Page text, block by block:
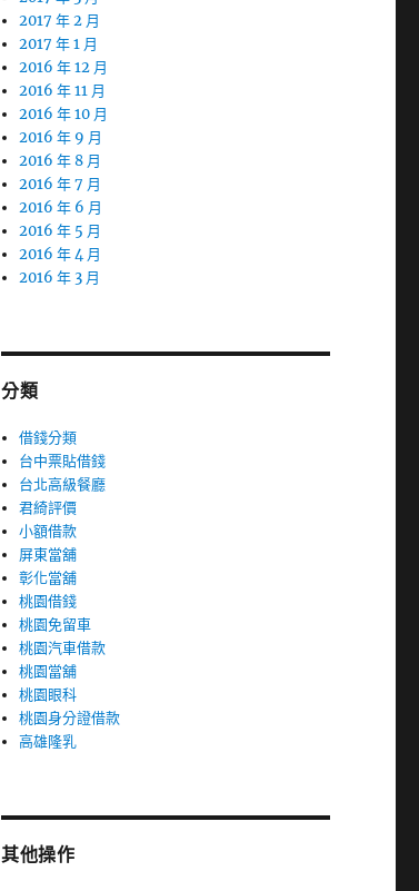
2017 年 2 月
2017 年 1 月
2016 年 12 月
2016 年 11 月
2016 年 10 月
2016 年 9 月
2016 年 8 月
2016 年 7 月
2016 年 6 月
2016 年 5 月
2016 年 4 月
2016 年 3 月
分類
借錢分類
台中票貼借錢
台北高級餐廳
君綺評價
小額借款
屏東當舖
彰化當舖
桃園借錢
桃園免留車
桃園汽車借款
桃園當舖
桃園眼科
桃園身分證借款
高雄隆乳
其他操作